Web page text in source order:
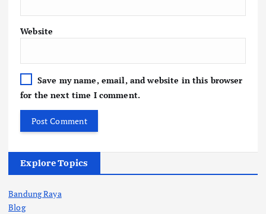
Website
Save my name, email, and website in this browser
for the next time I comment.
Explore Topics
Bandung Raya
Blog